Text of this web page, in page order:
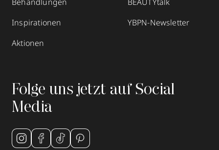
Inspirationen
Aktionen
YBPN-Newsletter
Folge uns jetzt auf Social
Media